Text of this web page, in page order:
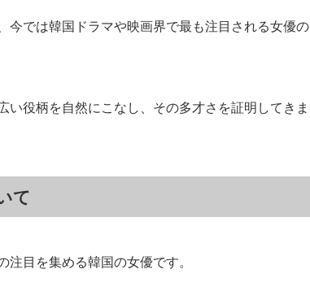
今では韓国ドラマや映画界で最も注目される女優の
役柄を自然にこなし、その多才さを証明してきま
て
目を集める韓国の女優です。